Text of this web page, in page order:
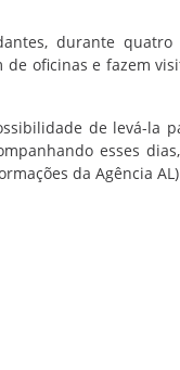
durante quatro
oficinas e fazem
de levá-la
esses
da Agência